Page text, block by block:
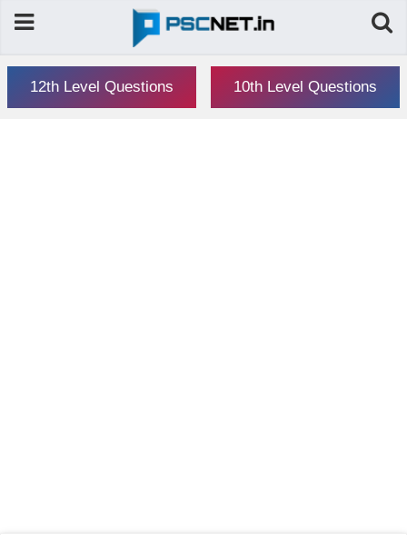
12th Level Questions 10th Level Questions